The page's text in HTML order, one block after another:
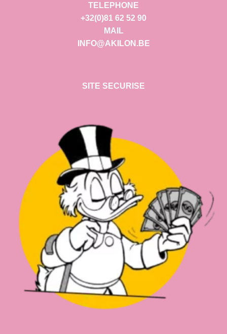
TELEPHONE
+32(0)81 62 52 90
MAIL
INFO@AKILON.BE
SITE SECURISE